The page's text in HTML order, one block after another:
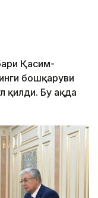
Қасим-
бошқаруви
Бу ҳақда